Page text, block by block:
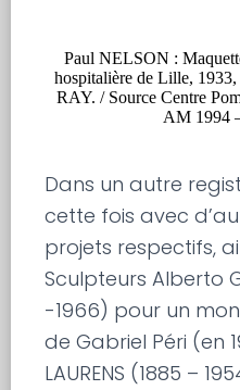
Paul NELSON :
hospitalière de Lille,
RAY. / Source Centre
AM 1994
Dans un autre
cette fois avec
projets respectifs,
Sculpteurs Alberto
-1966) pour un
de Gabriel Péri (en
LAURENS (1885 –